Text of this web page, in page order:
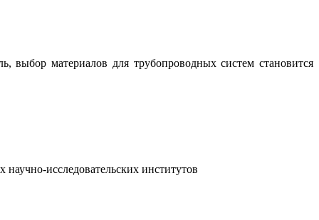
выбор материалов для трубопроводных систем становится
исследовательских институтов